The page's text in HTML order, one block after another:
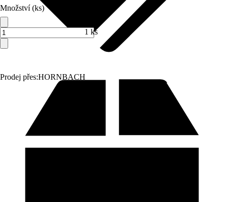
Prodej přes:HORNBACH
Množství (ks)
1 ks